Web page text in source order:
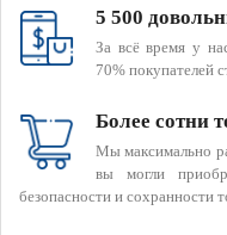
5 500
За всё время у
70% покупателей
Более сотни
Мы максимально
вы могли
безопасности и сохранности